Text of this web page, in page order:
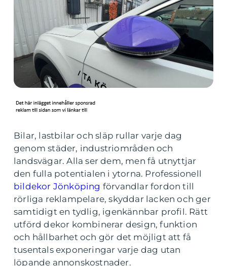
Bilar, lastbilar och släp rullar varje dag
genom städer, industriområden och
landsvägar. Alla ser dem, men få utnyttjar
den fulla potentialen i ytorna. Professionell
bildekor Jönköping förvandlar fordon till
rörliga reklampelare, skyddar lacken och ger
samtidigt en tydlig, igenkännbar profil. Rätt
utförd dekor kombinerar design, funktion
och hållbarhet och gör det möjligt att få
tusentals exponeringar varje dag utan
löpande annonskostnader.